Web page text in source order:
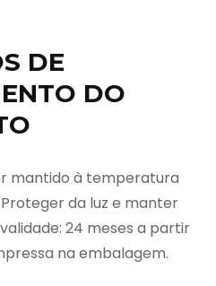
DE
DO
mantido à temperatura
da luz e manter
24 meses a partir
na embalagem.